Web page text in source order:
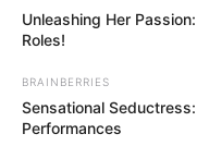
Unleashing Her
Roles!
BRAINBERRIES
Sensational
Performances